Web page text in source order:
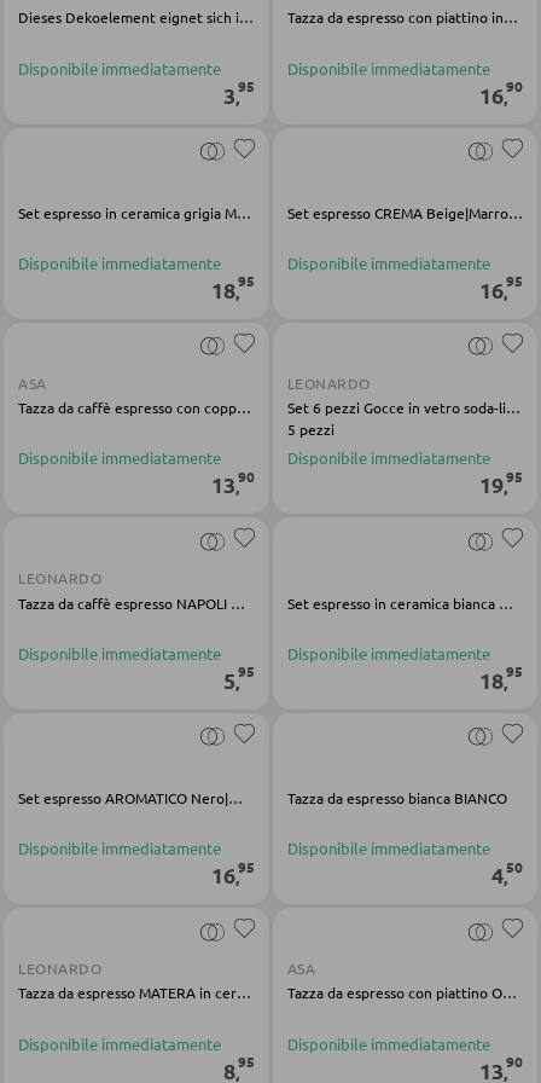
POLTRONE
Poltrone imbottite
Poltrone con schienale ad ali
SGABELLI
Sgabelli bassi
Pouf
Pouf a sacco
DORMIRE
Comodini
Letti boxspring
Letti matrimoniali
Letti imbottiti
Camere complete
MATERASSI
Accessori per il materasso
Dieses Dekoelement eignet sich ideal dafür, um Ihre vier Wände zu dekorieren und Ihren Einrichtungsstil zusätzlich abzurunden. Das ästhetische Design harmoniert ausgezeichnet mit vielen weiteren Deko-Accessoires wie auch Wohnumgebungen und kann ohn...
Disponibile immediatamente
3,95
Tazza da espresso con piattino inferiore in gres blu
Disponibile immediatamente
16,90
Set espresso in ceramica grigia Mattia
Disponibile immediatamente
18,95
Set espresso CREMA Beige|Marrone
Disponibile immediatamente
16,95
ASA
Tazza da caffè espresso con coppa inferiore in porcellana nuda
Disponibile immediatamente
13,90
LEONARDO
Set 6 pezzi Gocce in vetro soda-lime con tappo in sughero trasparente
5 pezzi
Disponibile immediatamente
19,95
LEONARDO
Tazza da caffè espresso NAPOLI multicolore armoniosa
Disponibile immediatamente
5,95
Set espresso in ceramica bianca Mattia
Disponibile immediatamente
18,95
Set espresso AROMATICO Nero|Marrone
Disponibile immediatamente
16,95
Tazza da espresso bianca BIANCO
Disponibile immediatamente
4,50
LEONARDO
Tazza da espresso MATERA in ceramica antracite
Disponibile immediatamente
8,95
ASA
Tazza da espresso con piattino Oco white glossy Fine Bone China
Disponibile immediatamente
13,90